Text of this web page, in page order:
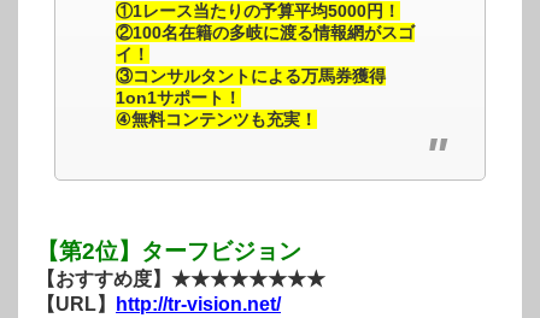
①1レース当たりの予算平均5000円！
②100名在籍の多岐に渡る情報網がスゴ
イ！
③コンサルタントによる万馬券獲得
1on1サポート！
④無料コンテンツも充実！
【第2位】ターフビジョン
【おすすめ度】★★★★★★★★
【URL】
http://tr-vision.net/